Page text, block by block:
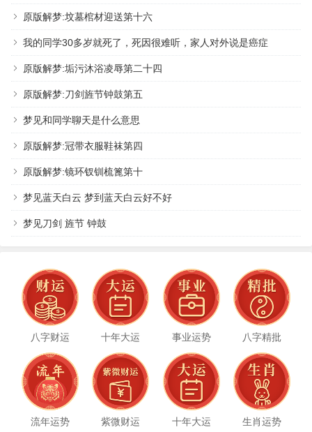
原版解梦:坟墓棺材迎送第十六
我的同学30多岁就死了，死因很难听，家人对外说是癌症
原版解梦:垢污沐浴凌辱第二十四
原版解梦:刀剑旌节钟鼓第五
梦见和同学聊天是什么意思
原版解梦:冠带衣服鞋袜第四
原版解梦:镜环钗钏梳篦第十
梦见蓝天白云 梦到蓝天白云好不好
梦见刀剑 旌节 钟鼓
八字财运 十年大运 事业运势 八字精批
流年运势 紫微财运 十年大运 生肖运势